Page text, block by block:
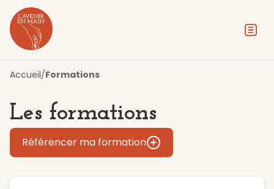
Contenu
Menu
Pied de page
Accueil/Formations
Les formations
Référencer ma formation